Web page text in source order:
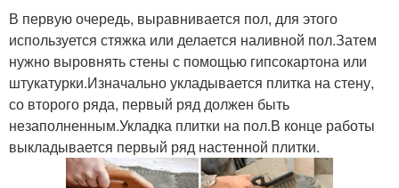
В первую очередь, выравнивается пол, для этого
используется стяжка или делается наливной пол.Затем
нужно выровнять стены с помощью гипсокартона или
штукатурки.Изначально укладывается плитка на стену,
со второго ряда, первый ряд должен быть
незаполненным.Укладка плитки на пол.В конце работы
выкладывается первый ряд настенной плитки.